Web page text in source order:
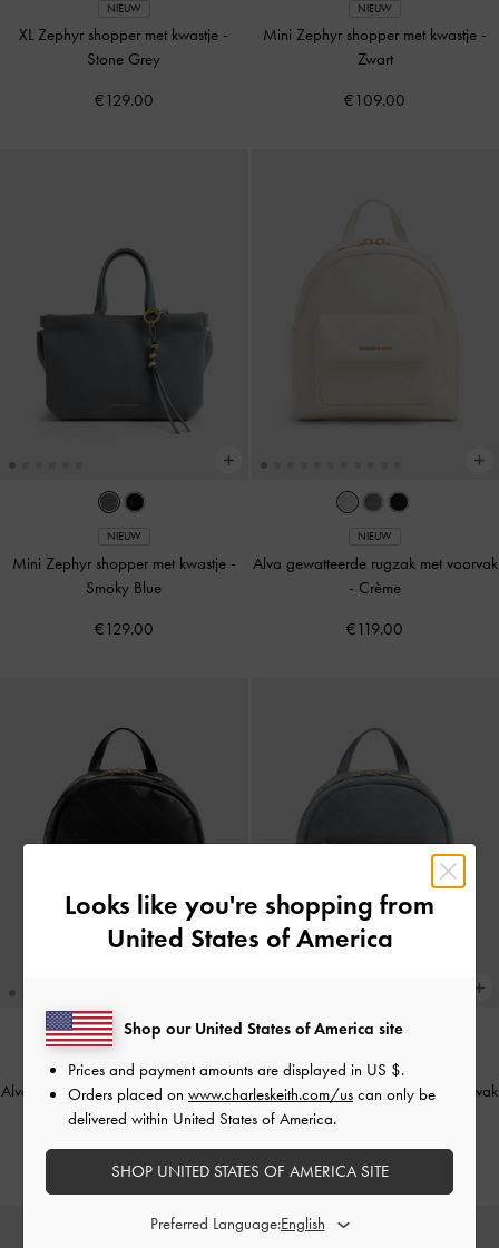
NIEUW
XL Zephyr shopper met kwastje -
Stone Grey
€129.00
NIEUW
Mini Zephyr shopper met kwastje -
Zwart
€109.00
NIEUW
Mini Zephyr shopper met kwastje -
Smoky Blue
€129.00
NIEUW
Alva gewatteerde rugzak met voorvak
- Crème
€119.00
NIEUW
Alva gewatteerde rugzak met voorvak
-Zwart
NIEUW
Alva gewatteerde rugzak met voorvak
Looks like you're shopping from
United States of America
Shop our United States of America site
Prices and payment amounts are displayed in US $.
Orders placed on www.charleskeith.com/us can only be
delivered within United States of America.
SHOP UNITED STATES OF AMERICA SITE
Preferred Language: